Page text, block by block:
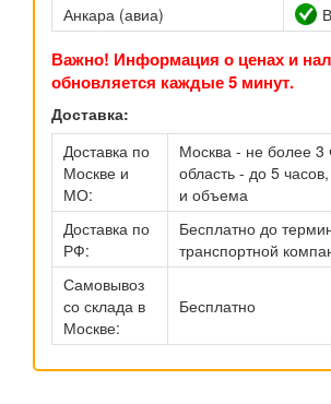
Анкара (авиа)
Важно! Информация о ценах и
обновляется каждые 5 минут.
Доставка:
Доставка по
Москве и
МО:
Москва - не более 3
область - до 5
и объема
Доставка по
РФ:
Бесплатно до
транспортной
Самовывоз
со склада в
Москве:
Бесплатно